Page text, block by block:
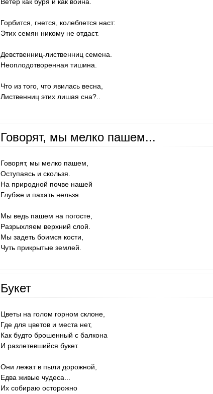
Горбится, гнется, колеблется наст:
Этих семян никому не отдаст.
Девственниц-лиственниц семена.
Неоплодотворенная тишина.
Что из того, что явилась весна,
Лиственниц этих лишая сна?..
Говорят, мы мелко пашем...
Говорят, мы мелко пашем,
Оступаясь и скользя.
На природной почве нашей
Глубже и пахать нельзя.
Мы ведь пашем на погосте,
Разрыхляем верхний слой.
Мы задеть боимся кости,
Чуть прикрытые землей.
Букет
Цветы на голом горном склоне,
Где для цветов и места нет,
Как будто брошенный с балкона
И разлетевшийся букет.
Они лежат в пыли дорожной,
Едва живые чудеса...
Их собираю осторожно